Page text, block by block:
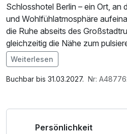
Schlosshotel Berlin – ein Ort, an
und Wohlfühlatmosphäre
die Ruhe abseits des
gleichzeitig die Nähe zum
entspannte Stunden im Spa,
stilvollen Ambiente oder ein
Grunewald – hier finden Sie den
und nehmen Sie Ihren
Im Angebot enthalten
Nutzung des Fitnessbereichs,
Weiterlesen
Buchbar bis 31.03.2027. Nr:
Persönlichkeit